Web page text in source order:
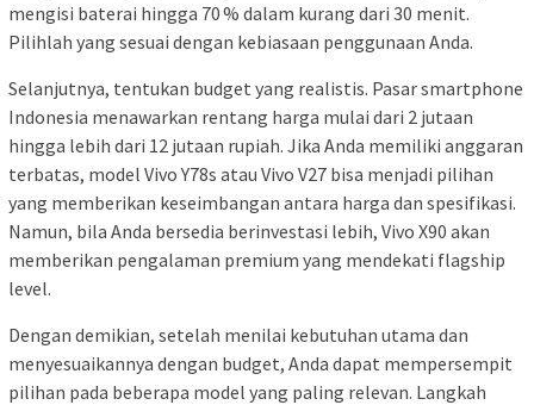
mengisi baterai hingga 70 % dalam kurang dari 30 menit.
Pilihlah yang sesuai dengan kebiasaan penggunaan Anda.
Selanjutnya, tentukan budget yang realistis. Pasar smartphone
Indonesia menawarkan rentang harga mulai dari 2 jutaan
hingga lebih dari 12 jutaan rupiah. Jika Anda memiliki anggaran
terbatas, model Vivo Y78s atau Vivo V27 bisa menjadi pilihan
yang memberikan keseimbangan antara harga dan spesifikasi.
Namun, bila Anda bersedia berinvestasi lebih, Vivo X90 akan
memberikan pengalaman premium yang mendekati flagship
level.
Dengan demikian, setelah menilai kebutuhan utama dan
menyesuaikannya dengan budget, Anda dapat mempersempit
pilihan pada beberapa model yang paling relevan. Langkah